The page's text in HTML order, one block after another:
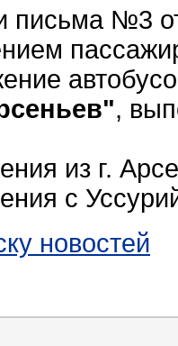
письма №3
,
с
новостей